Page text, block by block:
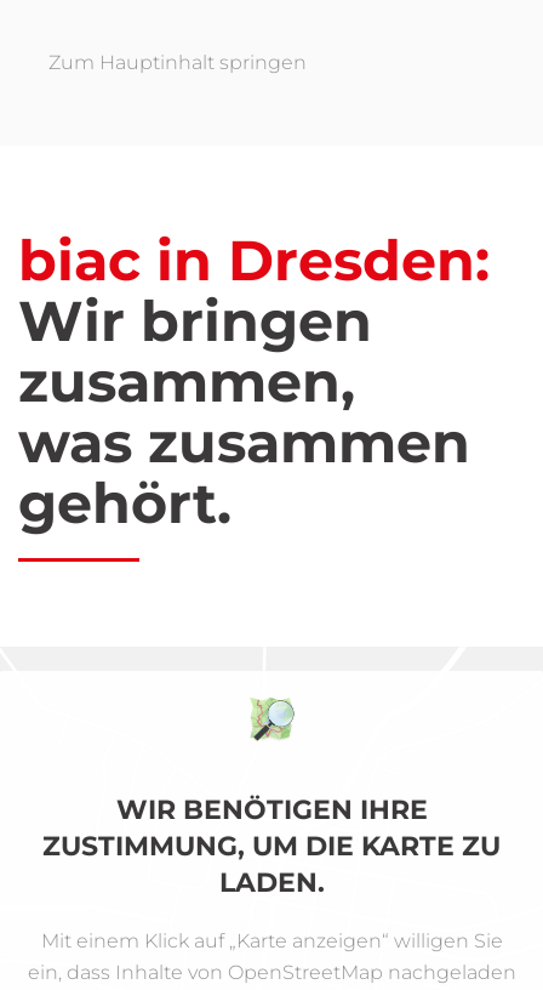
Zum Hauptinhalt springen
biac in Dresden:
Wir bringen
zusammen,
was zusammen
gehört.
WIR BENÖTIGEN IHRE
ZUSTIMMUNG, UM DIE KARTE ZU
LADEN.
Mit einem Klick auf „Karte anzeigen“ willigen Sie
ein, dass Inhalte von OpenStreetMap nachgeladen